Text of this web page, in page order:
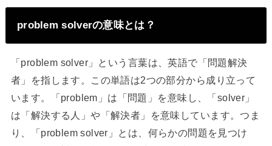
problem solverの意味とは？
「problem solver」という言葉は、英語で「問題解決
者」を指します。この単語は2つの部分から成り立って
います。「problem」は「問題」を意味し、「solver」
は「解決する人」や「解決者」を意味しています。つま
り、「problem solver」とは、何らかの問題を見つけ